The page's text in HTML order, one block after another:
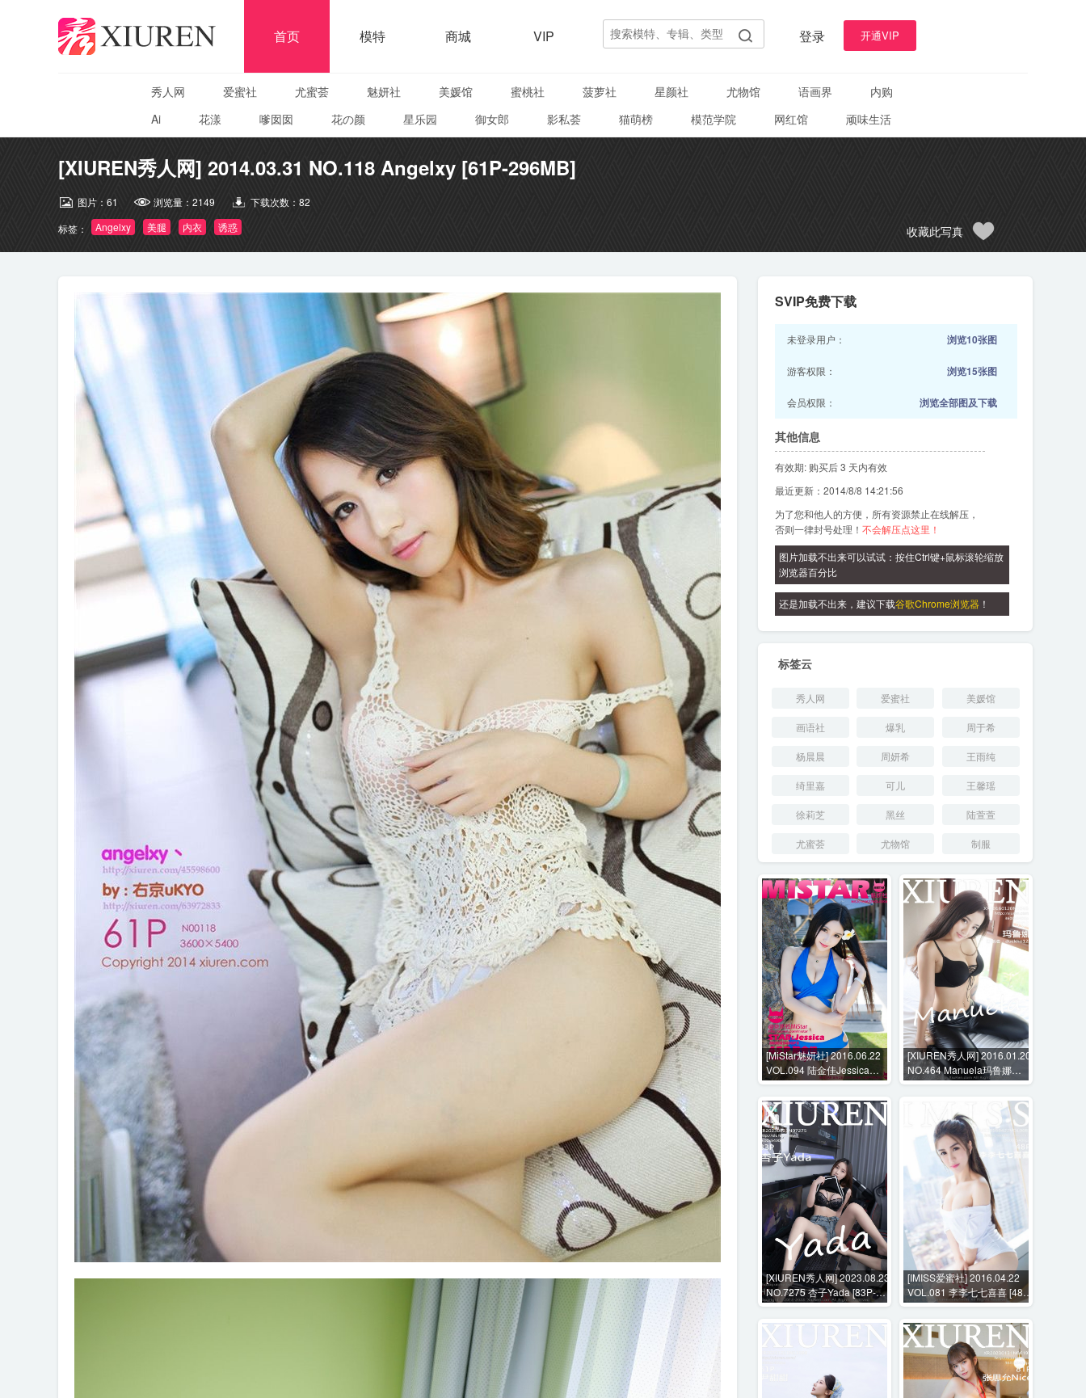
首页 模特 商城 VIP 登录 开通VIP
秀人网 爱蜜社 尤蜜荟 魅妍社 美媛馆 蜜桃社 菠萝社 星颜社 尤物馆 语画界
内购
Ai
花漾 嗲囡囡 花の颜 星乐园 御女郎 影私荟 猫萌榜 模范学院 网红馆 顽味生活
[XIUREN秀人网] 2014.03.31 NO.118 Angelxy [61P-296MB]
图片： 61 浏览量： 2149 下载次数： 82
标签：
Angelxy 美腿 内衣 诱惑 收藏此写真
SVIP免费下载
未登录用户： 浏览10张图
游客权限： 浏览15张图
会员权限： 浏览全部图及下载
其他信息
有效期: 购买后 3 天内有效
最近更新：2014/8/8 14:21:56
为了您和他人的方便，所有资源禁止在线解压，
否则一律封号处理！ 不会解压点这里！
图片加载不出来可以试试：按住Ctrl键+鼠标滚轮缩放
浏览器百分比
还是加载不出来，建议下载谷歌Chrome浏览器 ！
标签云
秀人网 爱蜜社 美媛馆
画语社 爆乳 周于希
杨晨晨 周妍希 王雨纯
绮里嘉 可儿 王馨瑶
徐莉芝 黑丝 陆萱萱
尤蜜荟 尤物馆 制服
[MiStar魅妍社] 2016.06.22
VOL.094 陆金佳Jessica
[45P-124MB]
[XIUREN秀人网] 2016.01.20
NO.464 Manuela玛鲁娜
[70P-169MB]
[XIUREN秀人网] 2023.08.23
NO.7275 杏子Yada [83P-
715MB]
[IMISS爱蜜社] 2016.04.22
VOL.081 李李七七喜喜 [48P-
130MB]